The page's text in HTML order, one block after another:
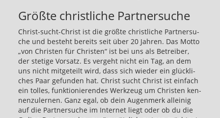
Christ-sucht-Christ ist die größ­te christ­li­che Part­ner­su­
che und be­steht be­reits seit über 20 Jah­ren. Das Motto
„von Chris­ten für Chris­ten“ ist bei uns als Be­trei­ber,
der ste­ti­ge Vor­satz. Es ver­geht nicht ein Tag, an dem
uns nicht mit­ge­teilt wird, dass sich wie­der ein glück­li­
ches Paar ge­fun­den hat. Christ sucht Christ ist ein­fach
ein tol­les, funk­tio­nie­ren­des Werk­zeug um Chris­ten ken­
nenzuler­nen. Ganz egal, ob dein Au­gen­merk al­lei­nig
auf die Part­ner­su­che im In­ter­net liegt oder ob du die
On­line Part­ner­su­che „nur“ zu­sätz­lich nut­zen möch­test.